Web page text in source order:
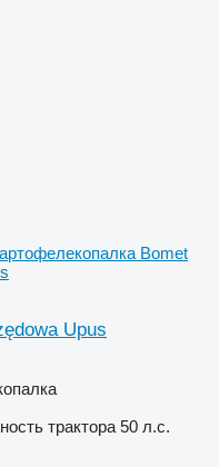
Bomet
Upus
трактора 50 л.с.